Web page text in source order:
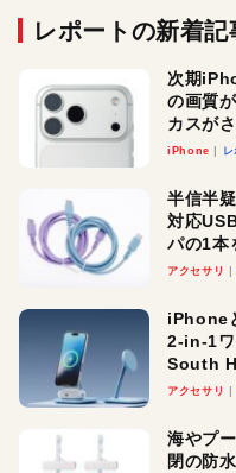
レポートの新着記
次期
の画質
カスが
iPhone レ
半信半
対応
パの1本
アクセサリ
iPhone
2-in-1ワ
South
ースで
アクセサリ
海やプ
閉の防